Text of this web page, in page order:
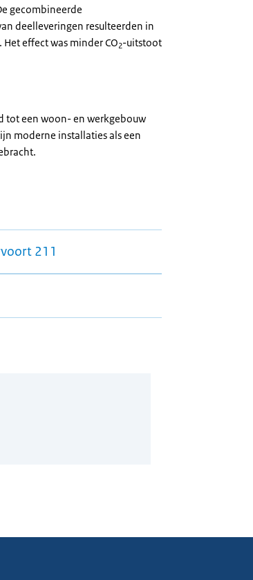
gecombineerde
deelleveringen resulteerden in
effect was minder CO2-uitstoot
tot een woon- en werkgebouw
moderne installaties als een
211